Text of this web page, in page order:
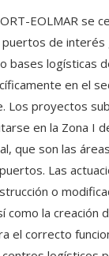
EOLMAR se
de interés
bases logísticas
en el
Los proyectos
en la Zona I
que son las
Las
o
como la creación
el correcto